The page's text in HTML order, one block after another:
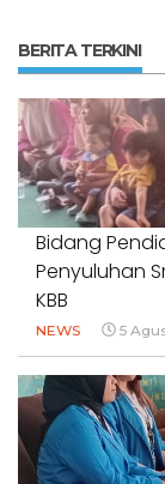
BERITA TERKINI
Bidang
Penyuluhan
KBB
NEWS 5